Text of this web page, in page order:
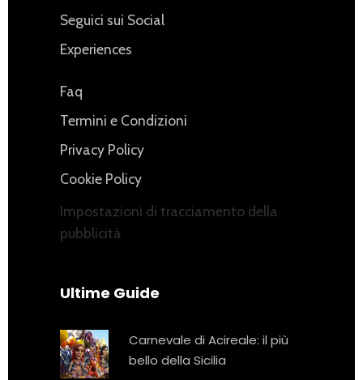
Seguici sui Social
Experiences
Faq
Termini e Condizioni
Privacy Policy
Cookie Policy
Impostazioni di tracciamento della
pubblicità
Ultime Guide
Carnevale di Acireale: il più
bello della Sicilia